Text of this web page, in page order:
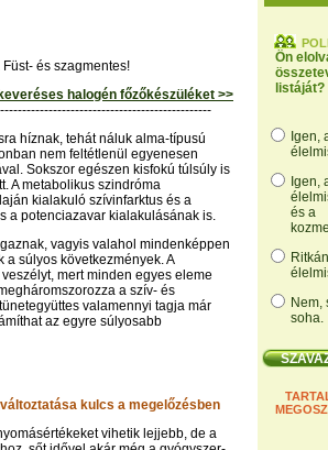
Ön
listáját?
Igen,
Igen,
és a
Nem,
soha.
és szagmentes!
halogén főzőkészüléket >>
híznak, tehát náluk alma-típusú
nem feltétlenül egyenesen
Sokszor egészen kisfokú túlsúly is
A metabolikus szindróma
kialakuló szívinfarktus és a
a potenciazavar kialakulásának is.
vagyis valahol mindenképpen
súlyos következmények. A
mert minden egyes eleme
a szív- és
valamennyi tagja már
az egyre súlyosabb
kulcs a megelőzésben
vihetik lejjebb, de a